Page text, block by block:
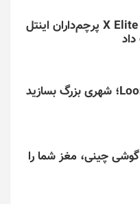
تراشه اسنپدراگون X Elite پرچم‌داران اینتل
چینی، مغز شما را